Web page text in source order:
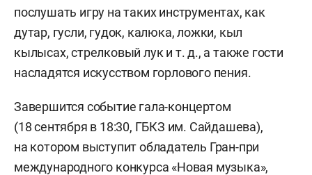
послушать игру на таких инструментах, как
дутар, гусли, гудок, калюка, ложки, кыл
кылысах, стрелковый лук и т. д., а также гости
насладятся искусством горлового пения.
Завершится событие гала-концертом
(18 сентября в 18:30, ГБКЗ им. Сайдашева),
на котором выступит обладатель Гран-при
международного конкурса «Новая музыка»,